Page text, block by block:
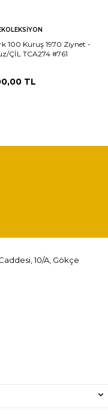
100 Kuruş 1970 Ziynet -
ÇİL TCA274 #761
TL
10/A, Gökçe